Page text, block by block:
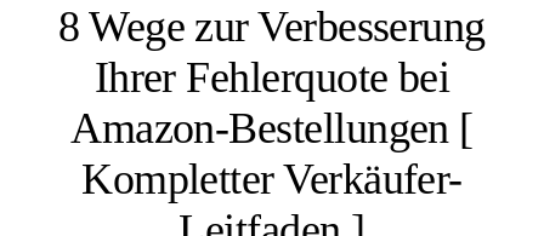
8 Wege zur Verbesserung
Ihrer Fehlerquote bei
Amazon-Bestellungen [
Kompletter Verkäufer-